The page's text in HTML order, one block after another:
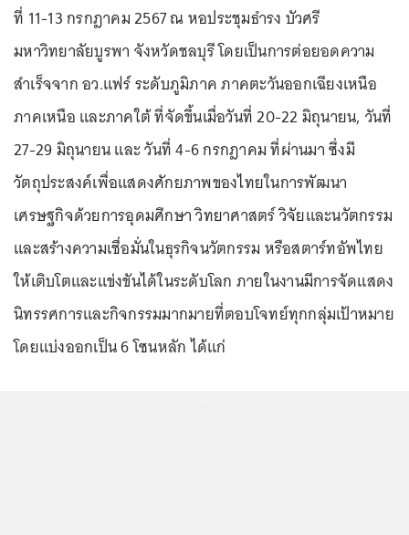
ที่ 11-13 กรกฎาคม 2567 ณ หอประชุมธำรง บัวศรี
มหาวิทยาลัยบูรพา จังหวัดชลบุรี โดยเป็นการต่อยอดความ
สำเร็จจาก อว.แฟร์ ระดับภูมิภาค ภาคตะวันออกเฉียงเหนือ
ภาคเหนือ และภาคใต้ ที่จัดขึ้นเมื่อวันที่ 20-22 มิถุนายน, วันที่
27-29 มิถุนายน และ วันที่ 4-6 กรกฎาคม ที่ผ่านมา ซึ่งมี
วัตถุประสงค์เพื่อแสดงศักยภาพของไทยในการพัฒนา
เศรษฐกิจด้วยการอุดมศึกษา วิทยาศาสตร์ วิจัยและนวัตกรรม
และสร้างความเชื่อมั่นในธุรกิจนวัตกรรม หรือสตาร์ทอัพไทย
ให้เติบโตและแข่งขันได้ในระดับโลก ภายในงานมีการจัดแสดง
นิทรรศการและกิจกรรมมากมายที่ตอบโจทย์ทุกกลุ่มเป้าหมาย
โดยแบ่งออกเป็น 6 โซนหลัก ได้แก่